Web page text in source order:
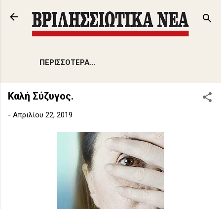
Μετάβαση στο κύριο περιεχόμενο
ΠΕΡΙΣΣΌΤΕΡΑ…
Καλή Σύζυγος.
- Απριλίου 22, 2019